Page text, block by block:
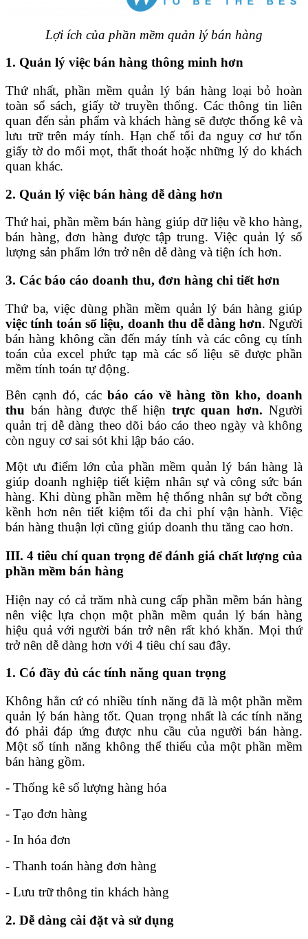
Lợi ích của phần mềm quản lý bán hàng
1. Quản lý việc bán hàng thông minh hơn
Thứ nhất, phần mềm quản lý bán hàng loại bỏ hoàn
toàn sổ sách, giấy tờ truyền thống. Các thông tin liên
quan đến sản phẩm và khách hàng sẽ được thống kê và
lưu trữ trên máy tính. Hạn chế tối đa nguy cơ hư tổn
giấy tờ do mối mọt, thất thoát hoặc những lý do khách
quan khác.
2. Quản lý việc bán hàng dễ dàng hơn
Thứ hai, phần mềm bán hàng giúp dữ liệu về kho hàng,
bán hàng, đơn hàng được tập trung. Việc quản lý số
lượng sản phẩm lớn trở nên dễ dàng và tiện ích hơn.
3. Các báo cáo doanh thu, đơn hàng chi tiết hơn
Thứ ba, việc dùng phần mềm quản lý bán hàng giúp
việc tính toán số liệu, doanh thu dễ dàng hơn. Người
bán hàng không cần đến máy tính và các công cụ tính
toán của excel phức tạp mà các số liệu sẽ được phần
mềm tính toán tự động.
Bên cạnh đó, các báo cáo về hàng tồn kho, doanh
thu bán hàng được thể hiện trực quan hơn. Người
quản trị dễ dàng theo dõi báo cáo theo ngày và không
còn nguy cơ sai sót khi lập báo cáo.
Một ưu điểm lớn của phần mềm quản lý bán hàng là
giúp doanh nghiệp tiết kiệm nhân sự và công sức bán
hàng. Khi dùng phần mềm hệ thống nhân sự bớt cồng
kềnh hơn nên tiết kiệm tối đa chi phí vận hành. Việc
bán hàng thuận lợi cũng giúp doanh thu tăng cao hơn.
III. 4 tiêu chí quan trọng để đánh giá chất lượng của
phần mềm bán hàng
Hiện nay có cả trăm nhà cung cấp phần mềm bán hàng
nên việc lựa chọn một phần mềm quản lý bán hàng
hiệu quả với người bán trở nên rất khó khăn. Mọi thứ
trở nên dễ dàng hơn với 4 tiêu chí sau đây.
1. Có đầy đủ các tính năng quan trọng
Không hẳn cứ có nhiều tính năng đã là một phần mềm
quản lý bán hàng tốt. Quan trọng nhất là các tính năng
đó phải đáp ứng được nhu cầu của người bán hàng.
Một số tính năng không thể thiếu của một phần mềm
bán hàng gồm.
- Thống kê số lượng hàng hóa
- Tạo đơn hàng
- In hóa đơn
- Thanh toán hàng đơn hàng
- Lưu trữ thông tin khách hàng
2. Dễ dàng cài đặt và sử dụng